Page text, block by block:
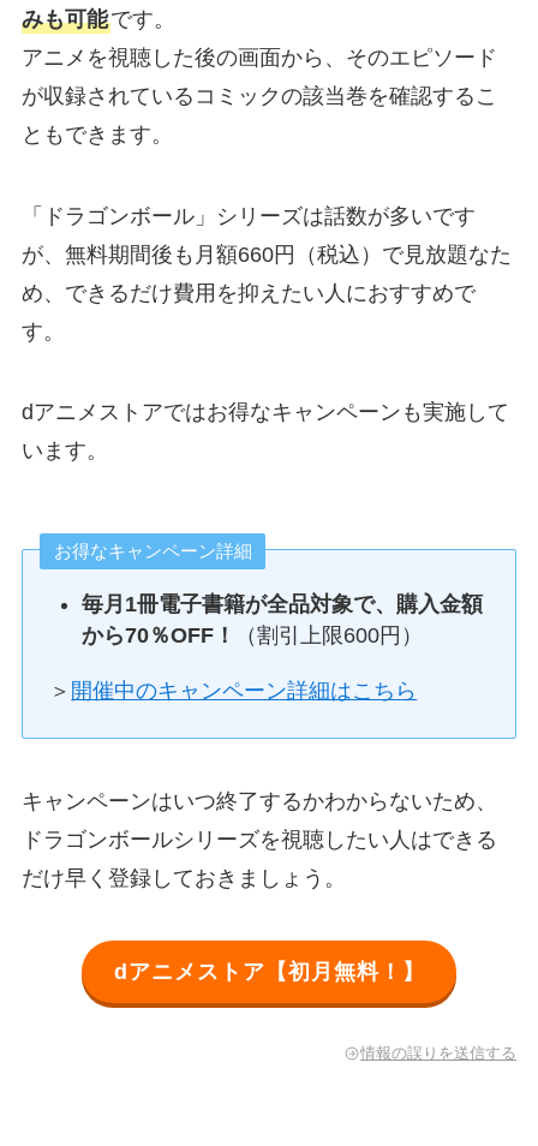
みも可能です。
アニメを視聴した後の画面から、そのエピソード
が収録されているコミックの該当巻を確認するこ
ともできます。
「ドラゴンボール」シリーズは話数が多いです
が、無料期間後も月額660円（税込）で見放題なた
め、できるだけ費用を抑えたい人におすすめで
す。
dアニメストアではお得なキャンペーンも実施して
います。
お得なキャンペーン詳細
毎月1冊電子書籍が全品対象で、購入金額
から70％OFF！
（割引上限600円）
＞ 開催中のキャンペーン詳細はこちら
キャンペーンはいつ終了するかわからないため、
ドラゴンボールシリーズを視聴したい人はできる
だけ早く登録しておきましょう。
dアニメストア【初月無料！】
情報の誤りを送信する